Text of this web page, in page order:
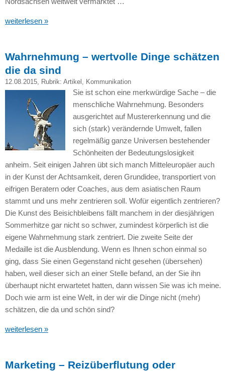
weiterlesen »
Wahrnehmung – wertvolle Dinge schätzen
die da sind
12.08.2015, Rubrik: Artikel Kommunikation
Sie ist schon eine merkwürdige Sache – die
menschliche Wahrnehmung. Besonders
ausgerichtet auf Mustererkennung und die
sich (stark) verändernde Umwelt, fallen
regelmäßig ganze Universen bestehender
Schönheiten der Bedeutungslosigkeit
anheim. Seit einigen Jahren übt sich manch Mitteleuropäer auch
in der Kunst der Achtsamkeit, deren Grundidee, transportiert von
eifrigen Beratern oder Coaches, aus dem asiatischen Raum
stammt und uns mehr zentrieren soll. Wofür eigentlich zentrieren?
Die Kunst des Beisichbleibens fällt manchem in der diesjährigen
Sommerhitze gar nicht so schwer, zumindest körperlich ist die
eigene Wahrnehmung stark zentriert. Die zweite Seite der
Medaille ist die Ausblendung. Wenn es Ihnen schon einmal so
ging, dass Sie einen Gegenstand nicht gesehen (übersehen)
haben, weil dieser sich an einer Stelle befand, an der Sie ihn
überhaupt nicht erwartetet hatten, dann wissen Sie was ich meine.
Doch wie arm ist eine Welt, in der wir die Dinge nicht (mehr)
schätzen, die da und schön sind?
weiterlesen »
Marketing – Reizüberflutung oder